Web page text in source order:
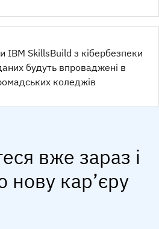
IBM SkillsBuild з кібербезпеки
будуть впроваджені в
коледжів
вже зараз і
нову кар’єру